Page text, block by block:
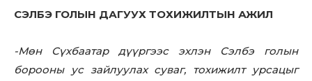
СЭЛБЭ ГОЛЫН ДАГУУХ ТОХИЖИЛТЫН АЖИЛ
-Мөн Сүхбаатар дүүргээс эхлэн Сэлбэ голын
борооны ус зайлуулах суваг, тохижилт урсацыг